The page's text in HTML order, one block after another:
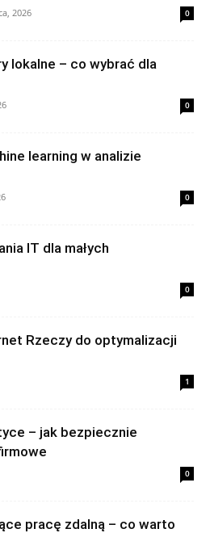
2026 0
lokalne – co wybrać dla
0
learning w analizie
0
IT dla małych
0
Rzeczy do optymalizacji
1
– jak bezpiecznie
0
pracę zdalną – co warto